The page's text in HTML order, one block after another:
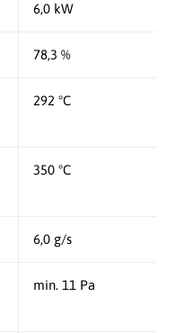
6,0 kW
78,3 %
292 °C
350 °C
6,0 g/s
min. 11 Pa